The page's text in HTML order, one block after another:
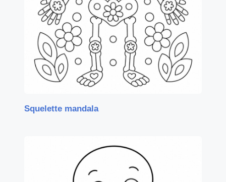
Squelette mandala